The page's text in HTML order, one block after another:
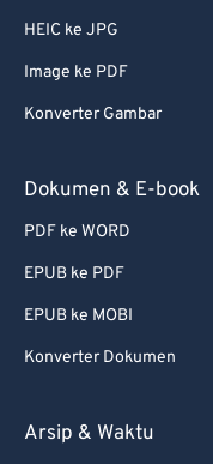
HEIC ke JPG
Image ke PDF
Konverter Gambar
Dokumen & E-book
PDF ke WORD
EPUB ke PDF
EPUB ke MOBI
Konverter Dokumen
Arsip & Waktu